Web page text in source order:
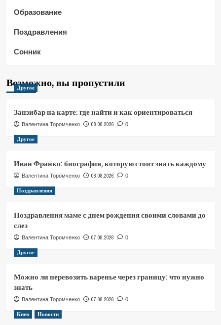
Образование
Поздравления
Сонник
Возможно, вы пропустили
Другое
Занзибар на карте: где найти и как ориентироваться
Валентина Торомченко 08.08.2026 0
Другое
Иван Франко: биография, которую стоит знать каждому
Валентина Торомченко 08.08.2026 0
Поздравления
Поздравления маме с днем рождения своими словами до
слез
Валентина Торомченко 07.08.2026 0
Другое
Можно ли перевозить варенье через границу: что нужно
знать
Валентина Торомченко 07.08.2026 0
Киев Новости